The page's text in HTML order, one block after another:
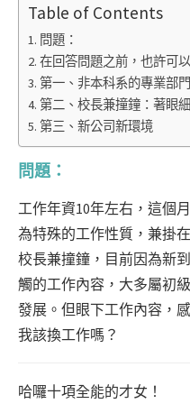
Table of Contents
問題：
在回答問題之前，也許可
第一、非本科系的專業部門
第二、校長兼撞鐘：著眼
第三、新公司新環境
問題：
工作年資10年左右，這個
為特殊的工作性質，兼掛
校長兼撞鐘，目前因為新
觸的工作內容，大多屬初
發展。但眼下工作內容，
我該換工作嗎？
哈囉十項全能的才女！